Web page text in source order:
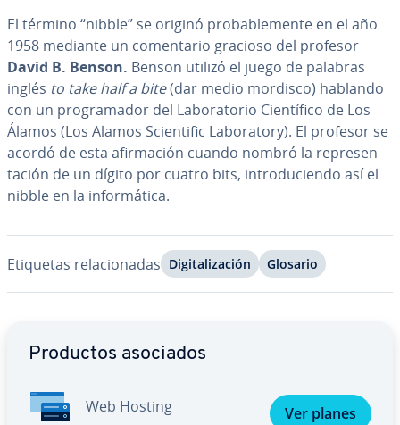
El término “nibble” se originó pro­ba­ble­me­n­te en el año
1958 mediante un co­me­n­ta­rio gracioso del profesor
David B. Benson. Benson utilizó el juego de palabras
inglés to take half a bite(dar medio mordisco) hablando
con un pro­gra­ma­dor del La­bo­ra­to­rio Cie­n­tí­fi­co de Los
Álamos (Los Alamos Scie­n­ti­fic La­bo­ra­to­ry). El profesor se
acordó de esta afi­r­ma­ción cuando nombró la re­pre­se­n­
ta­ción de un dígito por cuatro bits, in­tro­du­cie­n­do así el
nibble en la in­fo­r­má­ti­ca.
Etiquetas re­la­cio­na­das Di­gi­ta­li­za­ción Glosario
Productos asociados
Web Hosting Ver planes